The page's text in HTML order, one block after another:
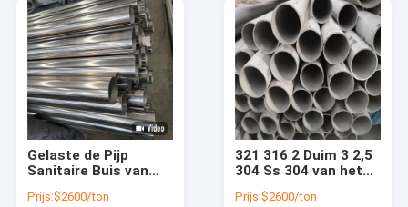
Gelaste de Pijp
Sanitaire Buis van
staal voor Decoratie
Prijs:$2600/ton
321 316 2 Duim 3 2,5
304 Ss 304 van het
staalbuizenstelsel
Prijs:$2600/ton